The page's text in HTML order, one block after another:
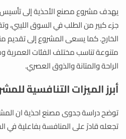
يهدف مشروع مصنع الأحذية إلى تأسيس
جزء كبير من الطلب في السوق الليبي،
الخارج. كما يسعى المشروع إلى تقديم
متنوعة تناسب مختلف الفئات العمرية
الراحة والمتانة والذوق العصري.
أبرز الميزات التنافسية
توضح دراسة جدوى مصنع احذية ان
تجعله قادرً على المنافسة بفاعلية في